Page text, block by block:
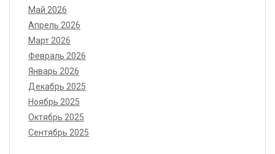
Май 2026
Апрель 2026
Март 2026
Февраль 2026
Январь 2026
Декабрь 2025
Ноябрь 2025
Октябрь 2025
Сентябрь 2025